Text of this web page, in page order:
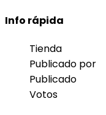
Info rápida
Tienda
Publicado por
Publicado
Votos